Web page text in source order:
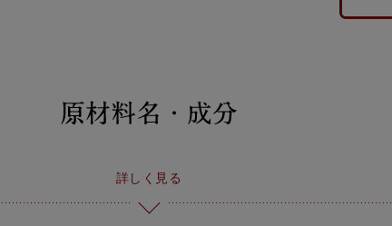
詳しく見る